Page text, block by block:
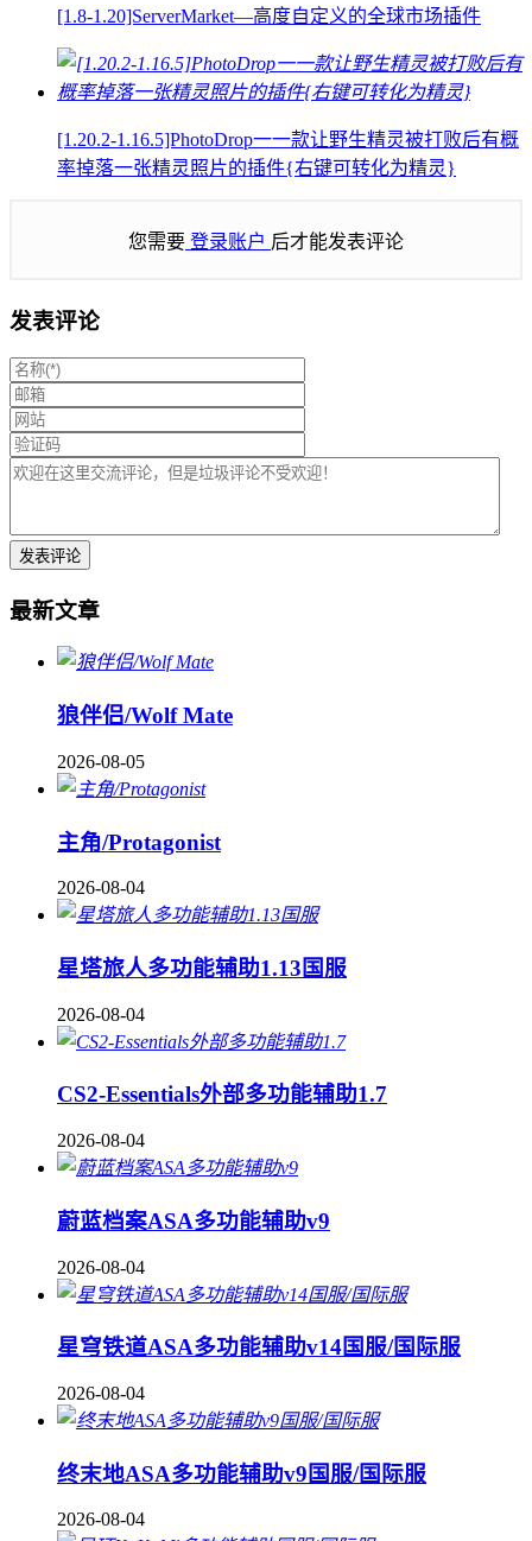
[1.8-1.20]ServerMarket—高度自定义的全球市场插件
[1.20.2-1.16.5]PhotoDrop一一款让野生精灵被打败后有概
率掉落一张精灵照片的插件{右键可转化为精灵}
您需要 登录账户 后才能发表评论
发表评论
最新文章
狼伴侣/Wolf Mate
2026-08-05
主角/Protagonist
2026-08-04
星塔旅人多功能辅助1.13国服
2026-08-04
CS2-Essentials外部多功能辅助1.7
2026-08-04
蔚蓝档案ASA多功能辅助v9
2026-08-04
星穹铁道ASA多功能辅助v14国服/国际服
2026-08-04
终末地ASA多功能辅助v9国服/国际服
2026-08-04